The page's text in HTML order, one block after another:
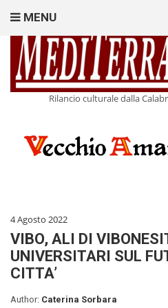
Rilancio culturale dalla
MENU
4 Agosto 2022
VIBO, ALI DI
UNIVERSITARI SUL
CITTA’
Author: Caterina Sorbara